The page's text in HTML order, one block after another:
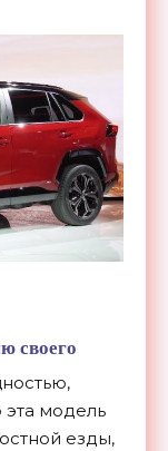
своего
модель
езды,